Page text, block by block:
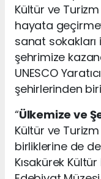
Kültür ve Turizm
hayata
sanat sokakları
şehrimize
UNESCO
şehirlerinden
“Ülkemize ve
Kültür ve
birliklerine de
Kısakürek